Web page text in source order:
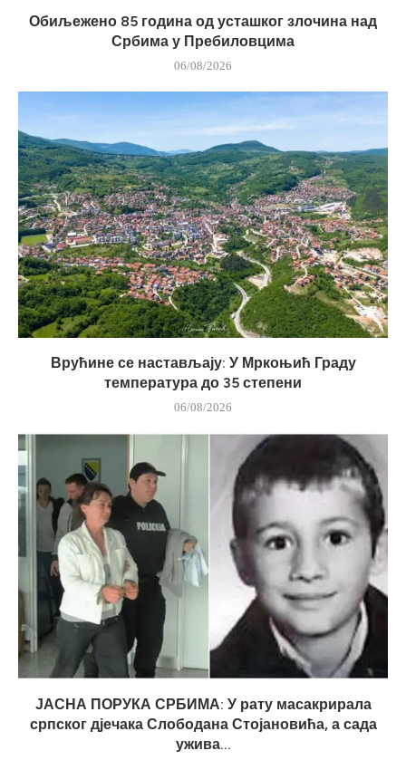
Обиљежено 85 година од усташког злочина над
Србима у Пребиловцима
06/08/2026
Врућине се настављају: У Мркоњић Граду
температура до 35 степени
06/08/2026
ЈАСНА ПОРУКА СРБИМА: У рату масакрирала
српског дјечака Слободана Стојановића, а сада
ужива...